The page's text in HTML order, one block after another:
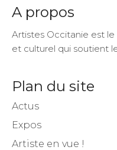
A propos
Artistes Occitanie est
et culturel qui soutient
Plan du site
Actus
Expos
Artiste en vue !